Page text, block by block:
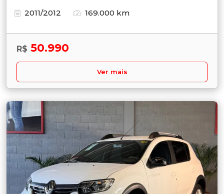
2011/2012
169.000 km
R$ 50.990
Ver mais